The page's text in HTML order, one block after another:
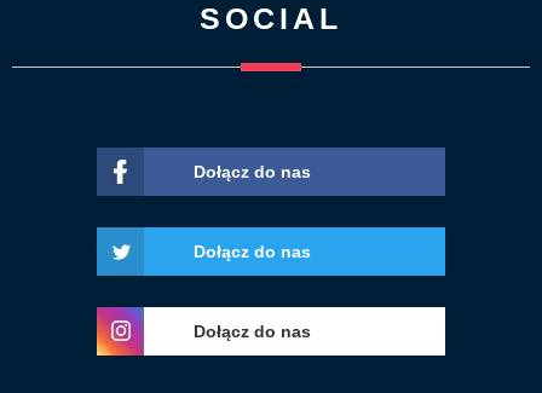
SOCIAL
Dołącz do nas
Dołącz do nas
Dołącz do nas